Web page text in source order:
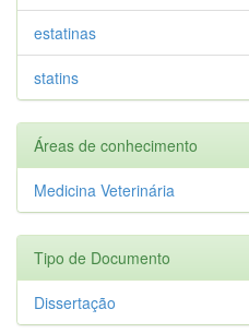
estatinas
statins
Áreas de conhecimento
Medicina Veterinária
Tipo de Documento
Dissertação